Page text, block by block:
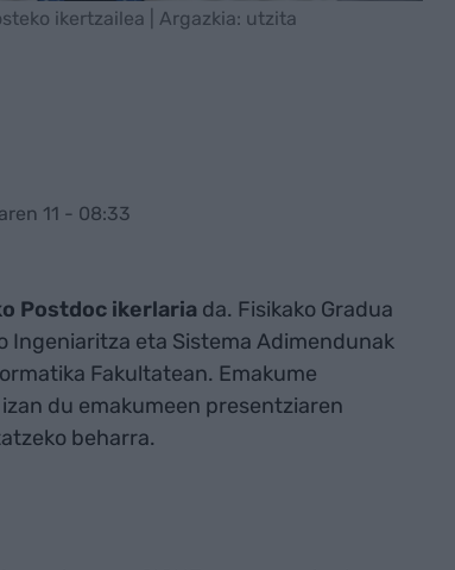
ikertzailea | Argazkia: utzita
11 - 08:33
Postdoc ikerlariada. Fisikako Gradua
Ingeniaritza eta Sistema Adimendunak
Fakultatean. Emakume
du emakumeen presentziaren
beharra.